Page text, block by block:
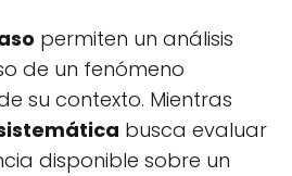
permiten un análisis
de un fenómeno
su contexto. Mientras
busca evaluar
disponible sobre un